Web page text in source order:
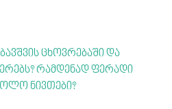
ცხოვრებაში და
რამდენად ფერადი
ნივთები?